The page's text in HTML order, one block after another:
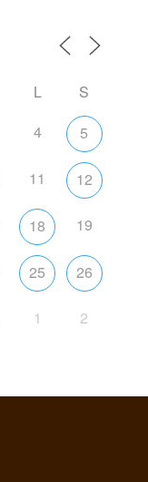
L
S
4 5
11 12
18 19
25 26
1 2